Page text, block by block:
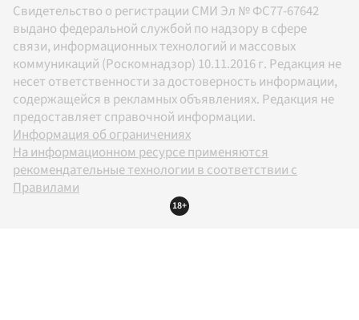
Свидетельство о регистрации СМИ Эл № ФС77-67642
выдано федеральной службой по надзору в сфере
связи, информационных технологий и массовых
коммуникаций (Роскомнадзор) 10.11.2016 г. Редакция не
несет ответственности за достоверность информации,
содержащейся в рекламных объявлениях. Редакция не
предоставляет справочной информации.
Информация об ограничениях
На информационном ресурсе применяются
рекомендательные технологии в соответствии с
Правилами
18+